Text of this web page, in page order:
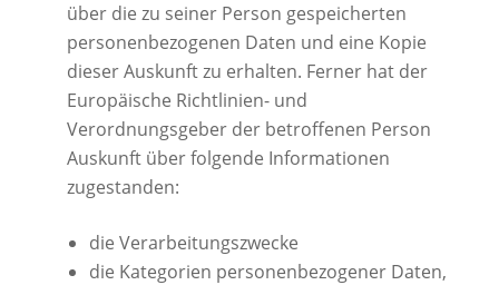
über die zu seiner Person gespeicherten
personenbezogenen Daten und eine Kopie
dieser Auskunft zu erhalten. Ferner hat der
Europäische Richtlinien- und
Verordnungsgeber der betroffenen Person
Auskunft über folgende Informationen
zugestanden:
die Verarbeitungszwecke
die Kategorien personenbezogener Daten,